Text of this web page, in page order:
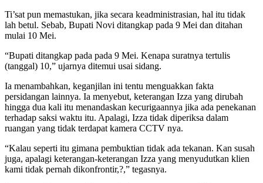
Ti’sat pun memastukan, jika secara keadministrasian, hal itu tidak
lah betul. Sebab, Bupati Novi ditangkap pada 9 Mei dan ditahan
mulai 10 Mei.
“Bupati ditangkap pada pada 9 Mei. Kenapa suratnya tertulis
(tanggal) 10,” ujarnya ditemui usai sidang.
Ia menambahkan, keganjilan ini tentu menguakkan fakta
persidangan lainnya. Ia menyebut, keterangan Izza yang dirubah
hingga dua kali itu menandaskan kecurigaannya jika ada penekanan
terhadap saksi waktu itu. Apalagi, Izza tidak diperiksa dalam
ruangan yang tidak terdapat kamera CCTV nya.
“Kalau seperti itu gimana pembuktian tidak ada tekanan. Kan susah
juga, apalagi keterangan-keterangan Izza yang menyudutkan klien
kami tidak pernah dikonfrontir,?,” tegasnya.